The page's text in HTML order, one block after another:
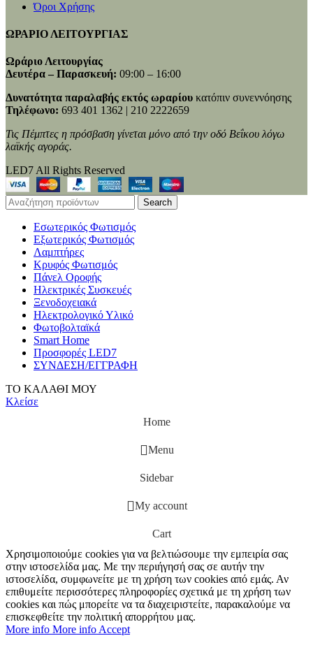
Όροι Χρήσης
ΩΡΑΡΙΟ ΛΕΙΤΟΥΡΓΙΑΣ
Ωράριο Λειτουργίας
Δευτέρα – Παρασκευή: 09:00 – 16:00
Δυνατότητα παραλαβής εκτός ωραρίου κατόπιν συνεννόησης
Τηλέφωνο: 693 401 1362 | 210 2222659
Τις Πέμπτες η πρόσβαση γίνεται μόνο από την οδό Βεΐκου λόγω
λαϊκής αγοράς.
LED7 All Rights Reserved
Search
Εσωτερικός Φωτισμός
Εξωτερικός Φωτισμός
Λαμπτήρες
Κρυφός Φωτισμός
Πάνελ Οροφής
Ηλεκτρικές Συσκευές
Ξενοδοχειακά
Ηλεκτρολογικό Υλικό
Φωτοβολταϊκά
Smart Home
Προσφορές LED7
ΣΥΝΔΕΣΗ/ΕΓΓΡΑΦΗ
ΤΟ ΚΑΛΑΘΙ ΜΟΥ
Κλείσε
Home
Menu
Sidebar
My account
Cart
Χρησιμοποιούμε cookies για να βελτιώσουμε την εμπειρία σας
στην ιστοσελίδα μας. Με την περιήγησή σας σε αυτήν την
ιστοσελίδα, συμφωνείτε με τη χρήση των cookies από εμάς. Αν
επιθυμείτε περισσότερες πληροφορίες σχετικά με τη χρήση των
cookies και πώς μπορείτε να τα διαχειριστείτε, παρακαλούμε να
επισκεφθείτε την πολιτική απορρήτου μας.
More info More info Accept